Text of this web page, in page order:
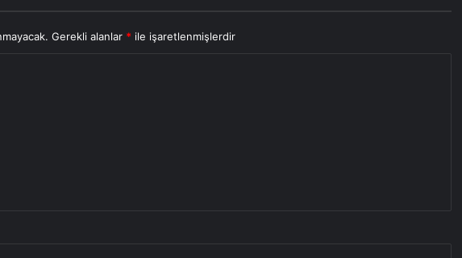
Gerekli alanlar * ile işaretlenmişlerdir